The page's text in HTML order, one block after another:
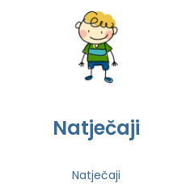
Natječaji
Natječaji